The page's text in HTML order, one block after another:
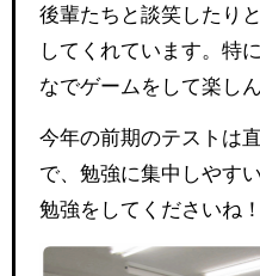
後輩たちと談笑したり
してくれています。特
なでゲームをして楽し
今年の前期のテストは
で、勉強に集中しやす
勉強をしてくださいね！